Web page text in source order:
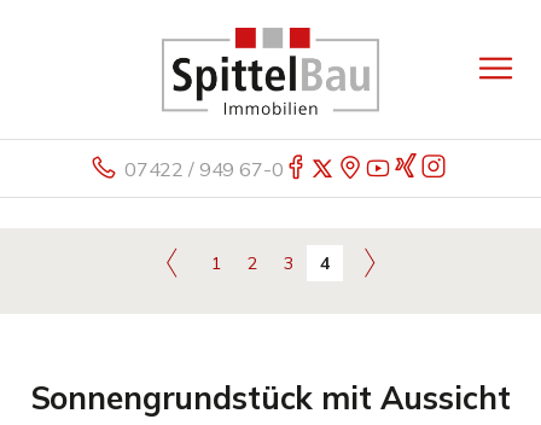
07422 / 949 67-0
1 2 3 4
Sonnengrundstück mit Aussicht